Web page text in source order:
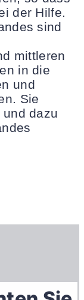
der Hilfe.
sind
mittleren
in die
und
Sie
dazu